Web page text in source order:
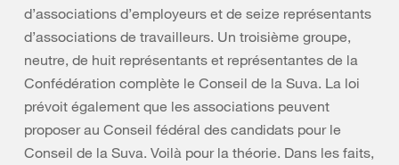
d’associations d’employeurs et de seize représentants
d’associations de travailleurs. Un troisième groupe,
neutre, de huit représentants et représentantes de la
Confédération complète le Conseil de la Suva. La loi
prévoit également que les associations peuvent
proposer au Conseil fédéral des candidats pour le
Conseil de la Suva. Voilà pour la théorie. Dans les faits,